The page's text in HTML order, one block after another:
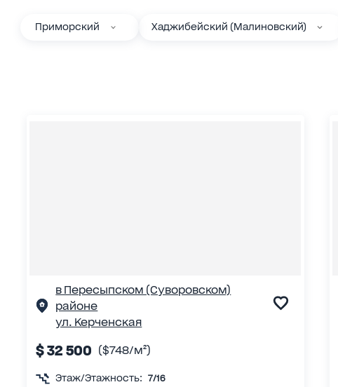
Приморский Хаджибейский (Малиновский)
в Пересыпском (Суворовском)
районе
ул. Керченская
$ 32 500 ($748/м²)
Этаж/Этажность: 7/16